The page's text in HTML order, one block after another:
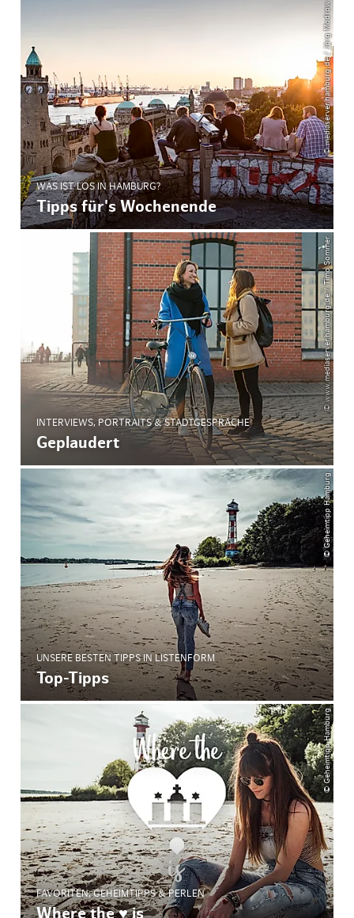
© mediaserver.hamburg.de / Jörg Modrow
WAS IST LOS IN HAMBURG?
Tipps für's Wochenende
© www.mediaserver.hamburg.de / Timo Sommer
INTERVIEWS, PORTRAITS & STADTGESPRÄCHE
Geplaudert
© Geheimtipp Hamburg
UNSERE BESTEN TIPPS IN LISTENFORM
Top-Tipps
© Geheimtipp Hamburg
FAVORITEN, GEHEIMTIPPS & PERLEN
Where the ♥ is